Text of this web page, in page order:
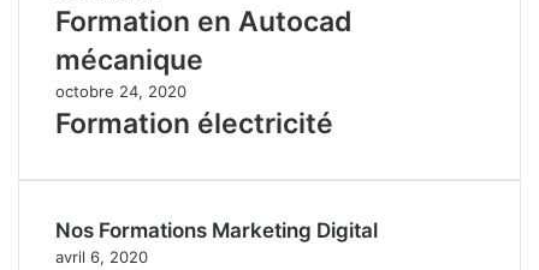
Formation en Autocad
mécanique
octobre 24, 2020
Formation électricité
Nos Formations Marketing Digital
avril 6, 2020